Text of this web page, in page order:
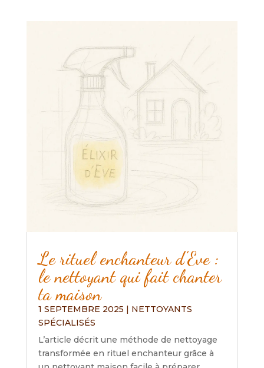
Le rituel enchanteur d’Eve :
le nettoyant qui fait chanter
ta maison
1 SEPTEMBRE 2025 | NETTOYANTS
SPÉCIALISÉS
L’article décrit une méthode de nettoyage
transformée en rituel enchanteur grâce à